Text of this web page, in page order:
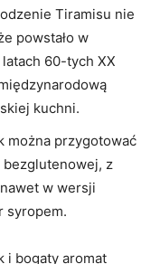
Tiramisu nie
powstało w
60-tych XX
kuchni.
można przygotować
bezglutenowej, z
w wersji
syropem.
i bogaty aromat